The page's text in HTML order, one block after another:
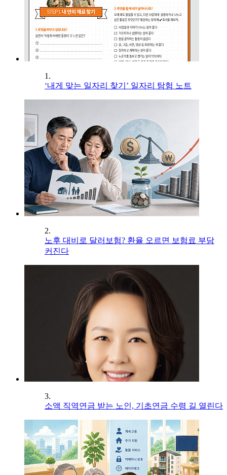
1.
‘내게 맞는 일자리 찾기’ 일자리 탐험 노트
2.
노후 대비로 달러보험? 환율 오르면 보험료 부담
커진다
3.
소액 직역연금 받는 노인, 기초연금 수령 길 열린다